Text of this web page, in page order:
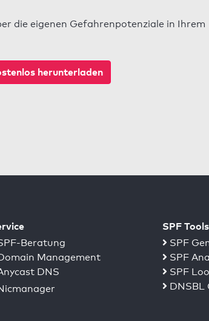
die eigenen Gefahrenpotenziale in Ihrem
herunterladen
Beratung
Management
DNS
SPF Tools
SPF
SPF
SPF
DNSBL